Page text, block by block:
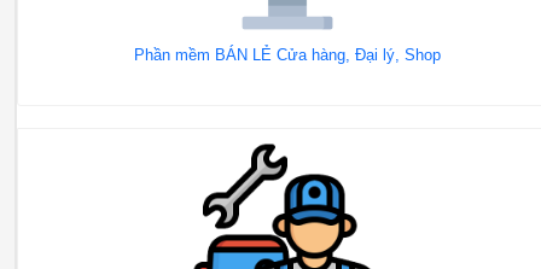
Phần mềm BÁN LẺ Cửa hàng, Đại lý, Shop